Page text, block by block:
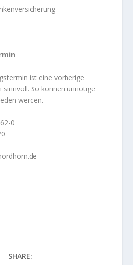
ist eine vorherige
sinnvoll. So können unnötige
werden.
0
SHARE: